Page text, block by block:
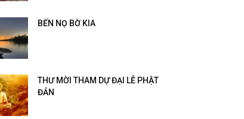
BẾN NỌ BỜ KIA
THƯ MỜI THAM DỰ ĐẠI LỄ PHẬT
ĐẢN